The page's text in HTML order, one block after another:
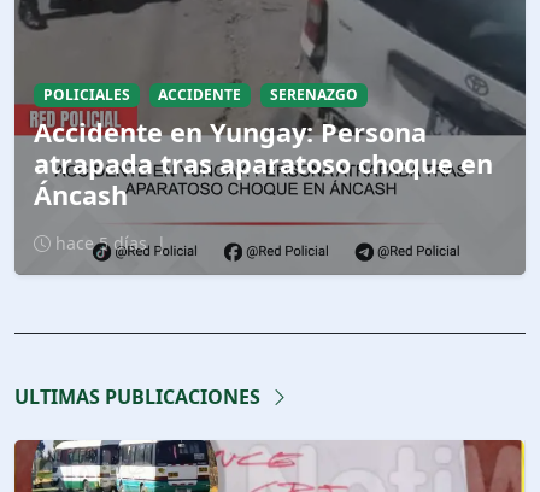
POLICIALES ACCIDENTE SERENAZGO
Accidente en Yungay: Persona
atrapada tras aparatoso choque en
Áncash
hace 5 días |
ULTIMAS PUBLICACIONES